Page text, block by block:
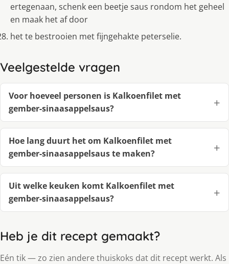
ertegenaan, schenk een beetje saus rondom het geheel
en maak het af door
het te bestrooien met fijngehakte peterselie.
Veelgestelde vragen
Voor hoeveel personen is Kalkoenfilet met
gember-sinaasappelsaus?
Hoe lang duurt het om Kalkoenfilet met
gember-sinaasappelsaus te maken?
Uit welke keuken komt Kalkoenfilet met
gember-sinaasappelsaus?
Heb je dit recept gemaakt?
Eén tik — zo zien andere thuiskoks dat dit recept werkt. Als